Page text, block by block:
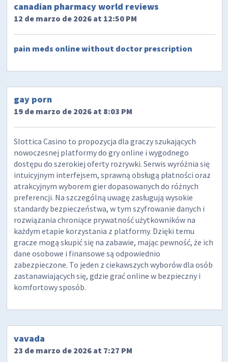
canadian pharmacy world reviews
12 de marzo de 2026 at 12:50 PM
pain meds online without doctor prescription
gay porn
19 de marzo de 2026 at 8:03 PM
Slottica Casino to propozycja dla graczy szukających
nowoczesnej platformy do gry online i wygodnego
dostępu do szerokiej oferty rozrywki. Serwis wyróżnia się
intuicyjnym interfejsem, sprawną obsługą płatności oraz
atrakcyjnym wyborem gier dopasowanych do różnych
preferencji. Na szczególną uwagę zasługują wysokie
standardy bezpieczeństwa, w tym szyfrowanie danych i
rozwiązania chroniące prywatność użytkowników na
każdym etapie korzystania z platformy. Dzięki temu
gracze mogą skupić się na zabawie, mając pewność, że ich
dane osobowe i finansowe są odpowiednio
zabezpieczone. To jeden z ciekawszych wyborów dla osób
zastanawiających się, gdzie grać online w bezpieczny i
komfortowy sposób.
vavada
23 de marzo de 2026 at 7:27 PM